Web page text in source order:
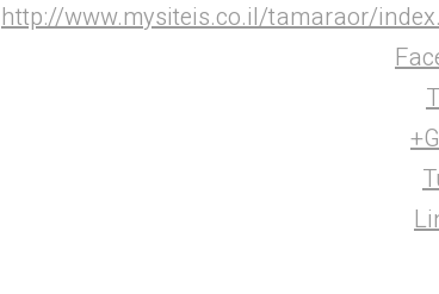
http://www.mysiteis.co.il/tamaraor/